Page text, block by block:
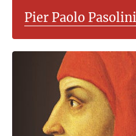
Pier Paolo Pasolini